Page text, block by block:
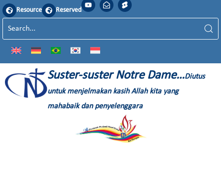
Resource Reserved
Suster-suster Notre Dame…Diutus
untuk menjelmakan kasih Allah kita yang
mahabaik dan penyelenggara